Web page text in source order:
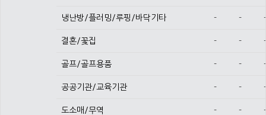
냉난방/플러밍/루핑/바닥기타 - - -
결혼/꽃집 - - -
골프/골프용품 - - -
공공기관/교육기관 - - -
도소매/무역 - - -